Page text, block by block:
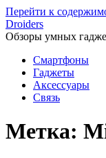
Перейти к
Droiders
Обзоры умных
Смартфоны
Гаджеты
Аксессуары
Связь
Метка: